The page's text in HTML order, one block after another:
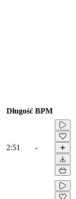
Długość BPM
2:51 -